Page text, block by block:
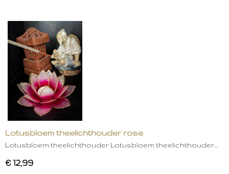
Lotusbloem theelichthouder rose
Lotusbloem theelichthouder Lotusbloem theelichthouder…
€ 12,99